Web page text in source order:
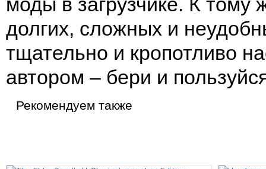
долгих, сложных и
тщательно и кропотливо
автором – бери и
Рекомендуем также